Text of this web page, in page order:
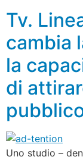
Tv.
cambia
la
di
Uno studio –